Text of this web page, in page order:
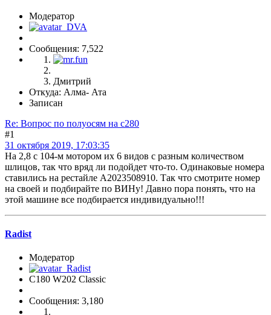
Модератор
Сообщения: 7,522
Дмитрий
Откуда: Алма- Ата
Записан
Re: Вопрос по полуосям на c280
#1
31 октября 2019, 17:03:35
На 2,8 с 104-м мотором их 6 видов с разным количеством
шлицов, так что вряд ли подойдет что-то. Одинаковые номера
ставились на рестайле A2023508910. Так что смотрите номер
на своей и подбирайте по ВИНу! Давно пора понять, что на
этой машине все подбирается индивидуально!!!
Radist
Модератор
C180 W202 Classic
Сообщения: 3,180